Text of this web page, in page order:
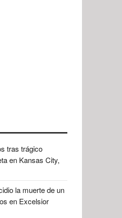
tras trágico
en Kansas City,
la muerte de un
en Excelsior